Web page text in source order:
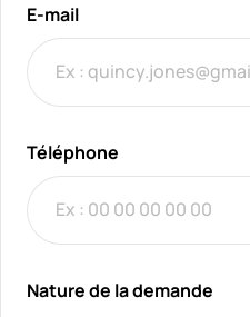
E-mail
Téléphone
Nature de la demande